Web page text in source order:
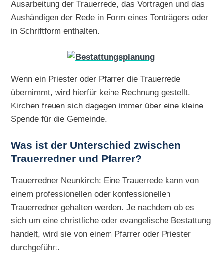
Ausarbeitung der Trauerrede, das Vortragen und das
Aushändigen der Rede in Form eines Tonträgers oder
in Schriftform enthalten.
Wenn ein Priester oder Pfarrer die Trauerrede
übernimmt, wird hierfür keine Rechnung gestellt.
Kirchen freuen sich dagegen immer über eine kleine
Spende für die Gemeinde.
Was ist der Unterschied zwischen
Trauerredner und Pfarrer?
Trauerredner Neunkirch: Eine Trauerrede kann von
einem professionellen oder konfessionellen
Trauerredner gehalten werden. Je nachdem ob es
sich um eine christliche oder evangelische Bestattung
handelt, wird sie von einem Pfarrer oder Priester
durchgeführt.